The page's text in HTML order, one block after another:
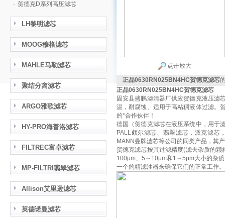
· 贺德克D系列高压滤芯
LH黎明滤芯
MOOG穆格滤芯
MAHLE马勒滤芯
聚结分离滤芯
ARGO雅歌滤芯
HY-PRO海普洛滤芯
FILTREC富卓滤芯
MP-FILTRI翡翠滤芯
Allison艾里逊滤芯
英德诺曼滤芯
点击放大
正品0630RN025BN4HC贺德克滤芯
正品0630RN025BN4HC贺德克滤芯
固安县盛鹏滤清器厂供应贺德克液压滤
温，耐腐蚀、适用于高粘稠液体过滤。
的*合作伙伴！
德国（贺德克滤芯在液压系统中，用于
PALL颇尔滤芯、翡翠滤芯，派克滤芯
MANN曼牌滤芯等公司的同类产品，其
贺德克滤芯按其过滤精度(滤去杂质的
100μm、5～10μm和1～5μm大小的杂
一个的精滤油器来确保它们的正常工作。